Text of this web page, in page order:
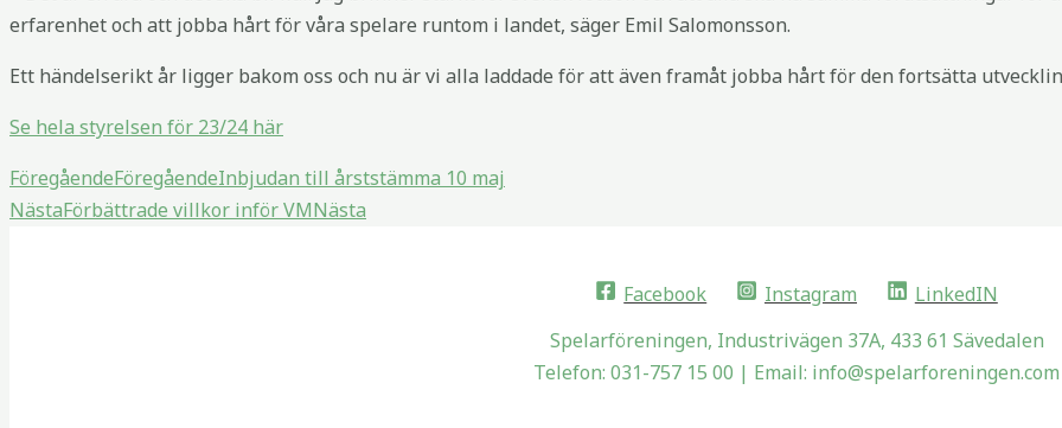
erfarenhet och att jobba hårt för våra spelare runtom i landet, säger Emil Salomonsson.
Ett händelserikt år ligger bakom oss och nu är vi alla laddade för att även framåt jobba hårt för den fortsätta
Se hela styrelsen för 23/24 här
FöregåendeFöregåendeInbjudan till årststämma 10 maj
NästaFörbättrade villkor inför VMNästa
Facebook Instagram
LinkedIN
Spelarföreningen, Industrivägen 37A, 433 61 Sävedalen
Telefon: 031-757 15 00 | Email: info@spelarforeningen.com